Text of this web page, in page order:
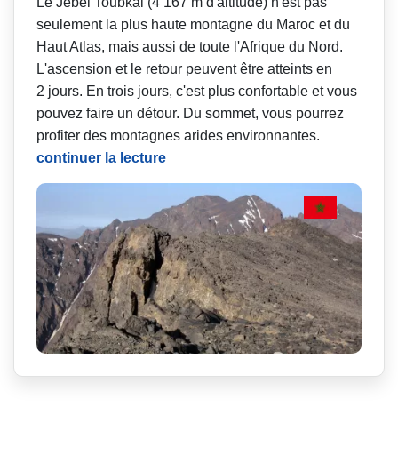
seulement la plus haute montagne du Maroc et du
Haut Atlas, mais aussi de toute l'Afrique du Nord.
L'ascension et le retour peuvent être atteints en
2 jours. En trois jours, c'est plus confortable et vous
pouvez faire un détour. Du sommet, vous pourrez
profiter des montagnes arides environnantes.
continuer la lecture